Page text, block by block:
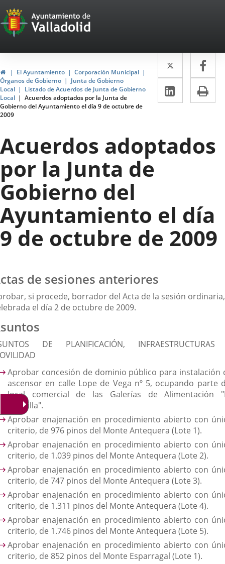
Portal
Web
del
Ayuntamiento
de
Valladolid
HomeEl Ayuntamiento
Corporación Municipal
Órganos de Gobierno
Junta de Gobierno
Local
Listado de Acuerdos de Junta de Gobierno
Local
Acuerdos adoptados por la Junta de
Gobierno del Ayuntamiento el día 9 de octubre de
2009
Twitter
Enlace
a
una
a
Linkedin
Enlace
a
externa.
Acuerdos adoptados
por la Junta de
Gobierno del
Ayuntamiento el día
9 de octubre de 2009
de sesiones anteriores
si procede, borrador del Acta de la sesión ordinaria,
el día 2 de octubre de 2009.
DE PLANIFICACIÓN,
Aprobar concesión de dominio público para instalación
ascensor en calle Lope de Vega nº 5, ocupando parte
local comercial de las Galerías de Alimentación
Rondilla".
Aprobar enajenación en procedimiento abierto con
criterio, de 976 pinos del Monte Antequera (Lote 1).
Aprobar enajenación en procedimiento abierto con
criterio, de 1.039 pinos del Monte Antequera (Lote 2).
Aprobar enajenación en procedimiento abierto con
criterio, de 747 pinos del Monte Antequera (Lote 3).
Aprobar enajenación en procedimiento abierto con
criterio, de 1.311 pinos del Monte Antequera (Lote 4).
Aprobar enajenación en procedimiento abierto con
criterio, de 1.746 pinos del Monte Antequera (Lote 5).
Aprobar enajenación en procedimiento abierto con
criterio, de 852 pinos del Monte Esparragal (Lote 1).